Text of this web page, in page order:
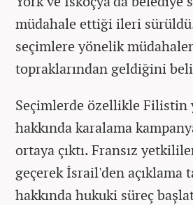
müdahale ettiği ileri
seçimlere yönelik
topraklarından geldiğini
Seçimlerde özellikle Filistin
hakkında karalama
ortaya çıktı. Fransız
geçerek İsrail'den açıklama
hakkında hukuki süreç